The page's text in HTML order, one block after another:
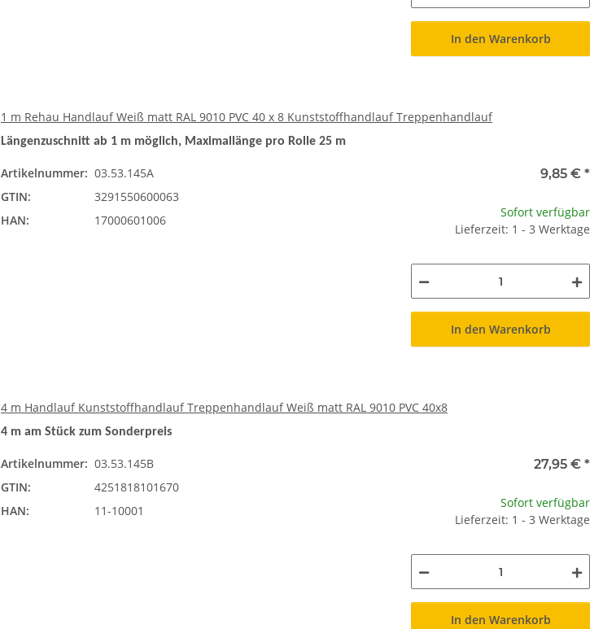
In den Warenkorb
1 m Rehau Handlauf Weiß matt RAL 9010 PVC 40 x 8 Kunststoffhandlauf Treppenhandlauf
Längenzuschnitt ab 1 m möglich, Maximallänge pro Rolle 25 m
Artikelnummer: 03.53.145A
GTIN:
3291550600063
HAN:
17000601006
9,85 € *
Sofort verfügbar
Lieferzeit: 1 - 3 Werktage
In den Warenkorb
4 m Handlauf Kunststoffhandlauf Treppenhandlauf Weiß matt RAL 9010 PVC 40x8
4 m am Stück zum Sonderpreis
Artikelnummer: 03.53.145B
GTIN:
4251818101670
HAN:
11-10001
27,95 € *
Sofort verfügbar
Lieferzeit: 1 - 3 Werktage
In den Warenkorb